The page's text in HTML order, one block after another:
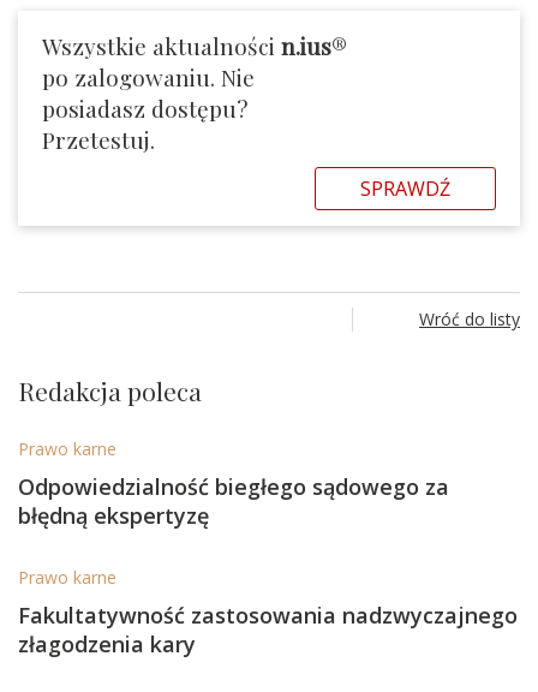
Wszystkie aktualności n.ius®
po zalogowaniu. Nie
posiadasz dostępu?
Przetestuj.
SPRAWDŹ
Wróć do listy
Redakcja poleca
Prawo karne
Odpowiedzialność biegłego sądowego za
błędną ekspertyzę
Prawo karne
Fakultatywność zastosowania nadzwyczajnego
złagodzenia kary